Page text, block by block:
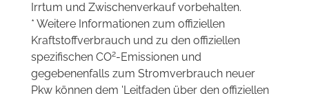
Irrtum und Zwischenverkauf vorbehalten.
* Weitere Informationen zum offiziellen
Kraftstoffverbrauch und zu den offiziellen
spezifischen CO2-Emissionen und
gegebenenfalls zum Stromverbrauch neuer
Pkw können dem 'Leitfaden über den offiziellen